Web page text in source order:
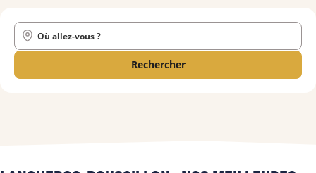
Où allez-vous ?
Rechercher